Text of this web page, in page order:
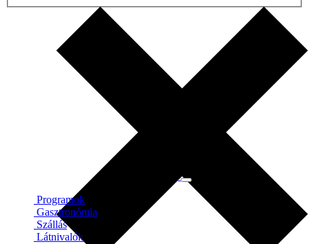
Programok
Gasztronómia
Szállás
Látnivalók